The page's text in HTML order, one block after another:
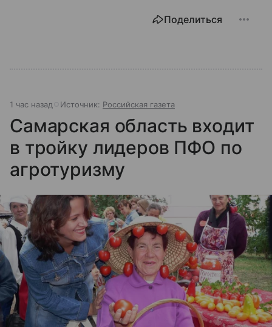
Поделиться
1 час назад Источник: Российская газета
Самарская область входит
в тройку лидеров ПФО по
агротуризму